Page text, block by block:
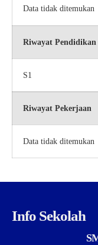
Data tidak ditemukan
Riwayat Pendidikan
S1
Riwayat Pekerjaan
Data tidak ditemukan
Info Sekolah